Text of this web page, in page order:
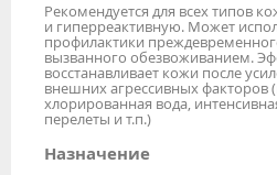
Рекомендуется для всех типов
и гиперреактивную. Может
профилактики
вызванного обезвоживанием.
восстанавливает кожи после
внешних агрессивных факторов
хлорированная вода,
перелеты и т.п.)
Назначение